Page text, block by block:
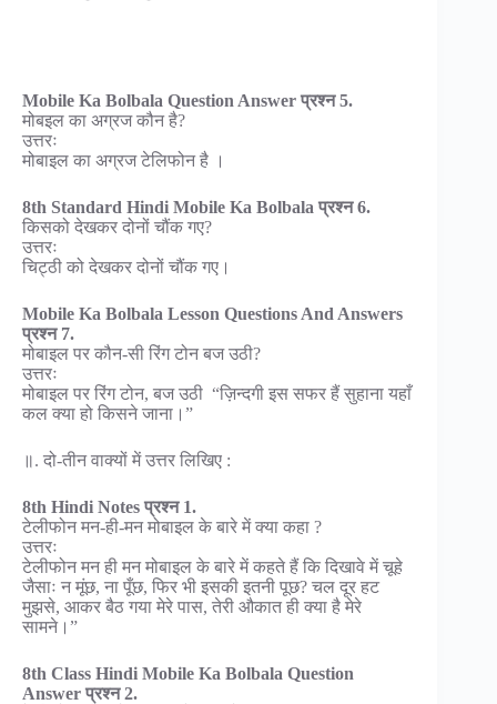
Mobile Ka Bolbala Question Answer प्रश्न 5.
मोबइल का अग्रज कौन है?
उत्तरः
मोबाइल का अग्रज टेलिफोन है ।
8th Standard Hindi Mobile Ka Bolbala प्रश्न 6.
किसको देखकर दोनों चौंक गए?
उत्तरः
चिट्ठी को देखकर दोनों चौंक गए।
Mobile Ka Bolbala Lesson Questions And Answers
प्रश्न 7.
मोबाइल पर कौन-सी रिंग टोन बज उठी?
उत्तरः
मोबाइल पर रिंग टोन, बज उठी “ज़िन्दगी इस सफर हैं सुहाना यहाँ
कल क्या हो किसने जाना।”
॥. दो-तीन वाक्यों में उत्तर लिखिए :
8th Hindi Notes प्रश्न 1.
टेलीफोन मन-ही-मन मोबाइल के बारे में क्या कहा ?
उत्तरः
टेलीफोन मन ही मन मोबाइल के बारे में कहते हैं कि दिखावे में चूहे
जैसाः न मूंछ, ना पूँछ, फिर भी इसकी इतनी पूछ? चल दूर हट
मुझसे, आकर बैठ गया मेरे पास, तेरी औकात ही क्या है मेरे
सामने।”
8th Class Hindi Mobile Ka Bolbala Question
Answer प्रश्न 2.